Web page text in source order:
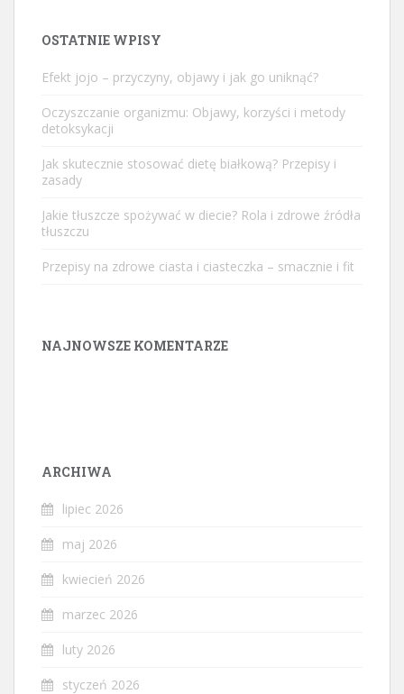
OSTATNIE WPISY
Efekt jojo – przyczyny, objawy i jak go uniknąć?
Oczyszczanie organizmu: Objawy, korzyści i metody
detoksykacji
Jak skutecznie stosować dietę białkową? Przepisy i
zasady
Jakie tłuszcze spożywać w diecie? Rola i zdrowe źródła
tłuszczu
Przepisy na zdrowe ciasta i ciasteczka – smacznie i fit
NAJNOWSZE KOMENTARZE
ARCHIWA
lipiec 2026
maj 2026
kwiecień 2026
marzec 2026
luty 2026
styczeń 2026